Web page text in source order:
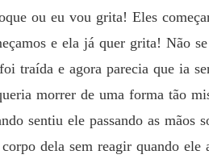
ou eu vou grita! Eles
e ela já quer grita! Não
traída e agora parecia que ia
morrer de uma forma tão
sentiu ele passando as mãos
dela sem reagir quando